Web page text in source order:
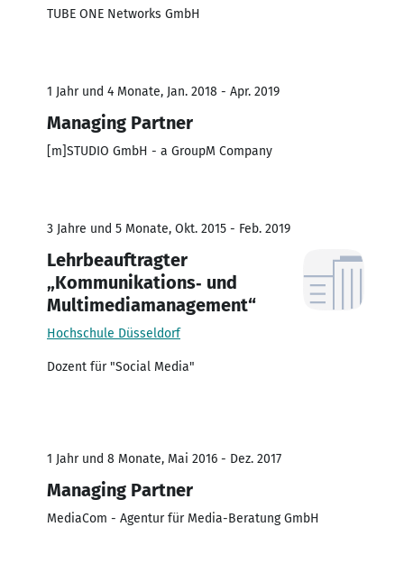
TUBE ONE Networks GmbH
1 Jahr und 4 Monate, Jan. 2018 - Apr. 2019
Managing Partner
[m]STUDIO GmbH - a GroupM Company
3 Jahre und 5 Monate, Okt. 2015 - Feb. 2019
Lehrbeauftragter
„Kommunikations‐ und
Multimediamanagement“
Hochschule Düsseldorf
Dozent für "Social Media"
1 Jahr und 8 Monate, Mai 2016 - Dez. 2017
Managing Partner
MediaCom - Agentur für Media-Beratung GmbH